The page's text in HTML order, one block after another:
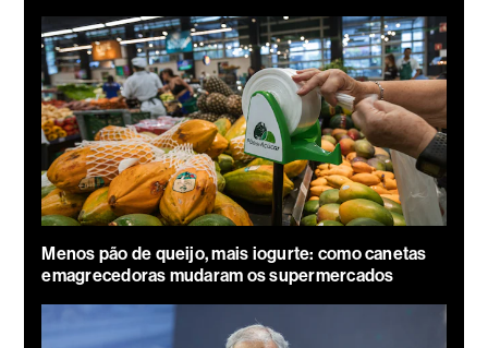
Menos pão de queijo, mais iogurte: como canetas
emagrecedoras mudaram os supermercados